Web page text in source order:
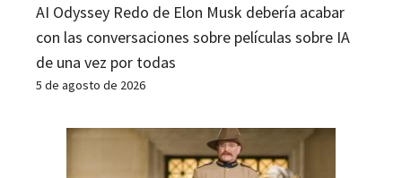
AI Odyssey Redo de Elon Musk debería acabar
con las conversaciones sobre películas sobre IA
de una vez por todas
5 de agosto de 2026